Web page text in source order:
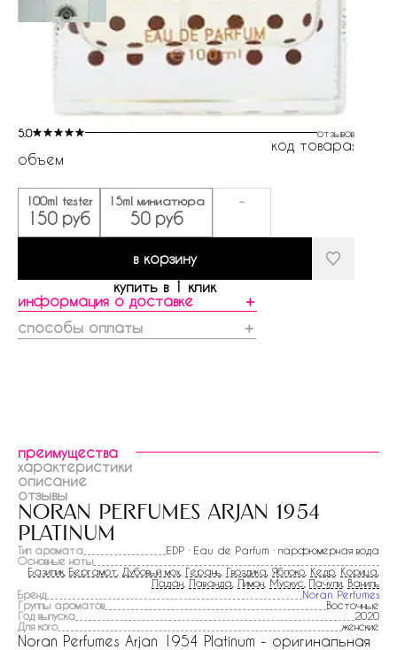
5.0 отзывов
код товара:
объем
100ml tester
150 руб
15ml миниатюра
50 руб
-
в корзину
купить в 1 клик
информация о доставке
＋
способы оплаты
＋
преимущества
характеристики
описание
отзывы
noran perfumes arjan 1954
platinum
Тип аромата
EDP · Eau de Parfum · парфюмерная вода
Основные ноты
Базилик Бергамот Дубовый мох Герань Гвоздика Яблоко Кедр Корица
Ладан Лаванда Лимон Мускус Пачули Ваниль
Бренд
Noran Perfumes
Группы ароматов
Восточные
Год выпуска
2020
Для кого
женские
Noran Perfumes Arjan 1954 Platinum - оригинальная